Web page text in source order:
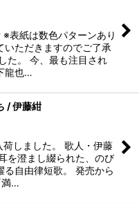
紙は数色パターンあり
いただきますのでご了承
た。 今、最も注目され
龍也…
/ 伊藤紺
しました。 歌人・伊藤
を澄まし綴られた、のび
自由律短歌。 発売から
満…